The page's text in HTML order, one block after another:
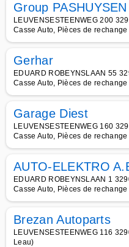
Group
LEUVENSESTEENWEG 200
Casse Auto, Pièces de
Gerhar
EDUARD ROBEYNSLAAN 55
Casse Auto, Pièces de
Garage Diest
LEUVENSESTEENWEG 160
Casse Auto, Pièces de
AUTO-ELEKTRO
EDUARD ROBEYNSLAAN 1
Casse Auto, Pièces de
Brezan Autoparts
LEUVENSESTEENWEG 116
Leau)